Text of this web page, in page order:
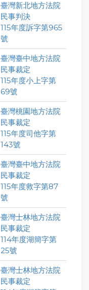
臺灣新北地方法院
民事判決
115年度訴字第965
號
臺灣臺中地方法院
民事裁定
115年度小上字第
69號
臺灣桃園地方法院
民事裁定
115年度司他字第
143號
臺灣臺中地方法院
民事裁定
115年度救字第87
號
臺灣士林地方法院
民事裁定
114年度湖簡字第
25號
臺灣士林地方法院
民事裁定